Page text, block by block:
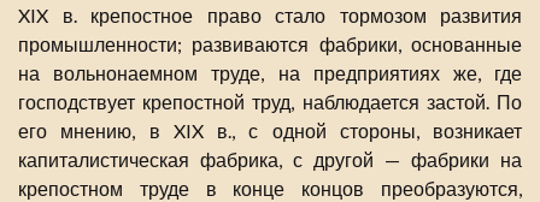
XIX в. крепостное право стало тормозом развития
промышленности; развиваются фабрики, основанные
на вольнонаемном труде, на предприятиях же, где
господствует крепостной труд, наблюдается застой. По
его мнению, в XIX в., с одной стороны, возникает
капиталистическая фабрика, с другой — фабрики на
крепостном труде в конце концов преобразуются,